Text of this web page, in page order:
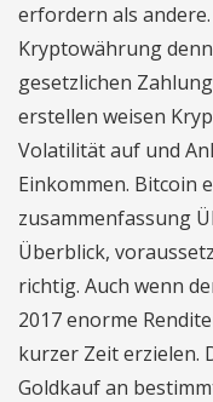
erfordern als
Kryptowährung
gesetzlichen
erstellen weisen
Volatilität auf und
Einkommen. Bitcoin
zusammenfassung
Überblick,
richtig. Auch wenn
2017 enorme
kurzer Zeit erzielen.
Goldkauf an